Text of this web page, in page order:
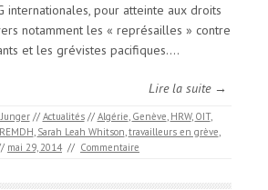
internationales, pour atteinte aux droits
notamment les « représailles » contre
et les grévistes pacifiques.…
Lire la suite →
// Actualités // Algérie, Genève, HRW, OIT,
REMDH, Sarah Leah Whitson,travailleurs en grève,
mai 29, 2014 // Commentaire